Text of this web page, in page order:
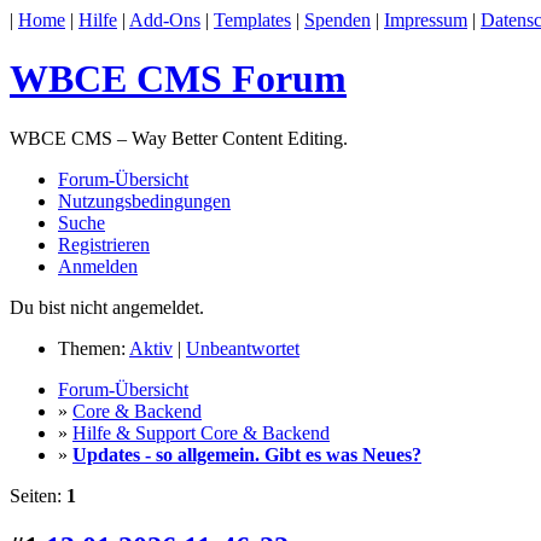
| Home | Hilfe | Add-Ons | Templates | Spenden | Impressum |
WBCE CMS Forum
WBCE CMS – Way Better Content Editing.
Forum-Übersicht
Nutzungsbedingungen
Suche
Registrieren
Anmelden
Du bist nicht angemeldet.
Themen: Aktiv | Unbeantwortet
Forum-Übersicht
» Core & Backend
» Hilfe & Support Core & Backend
» Updates - so allgemein. Gibt es was Neues?
Seiten: 1